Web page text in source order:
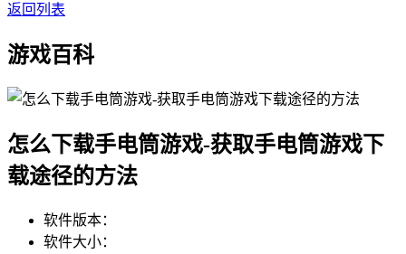
返回列表
游戏百科
怎么下载手电筒游戏-获取手电筒游戏下
载途径的方法
软件版本：
软件大小：